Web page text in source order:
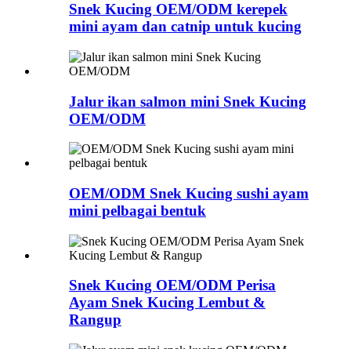
Snek Kucing OEM/ODM kerepek
mini ayam dan catnip untuk kucing
Jalur ikan salmon mini Snek Kucing
OEM/ODM
OEM/ODM Snek Kucing sushi ayam
mini pelbagai bentuk
Snek Kucing OEM/ODM Perisa
Ayam Snek Kucing Lembut &
Rangup